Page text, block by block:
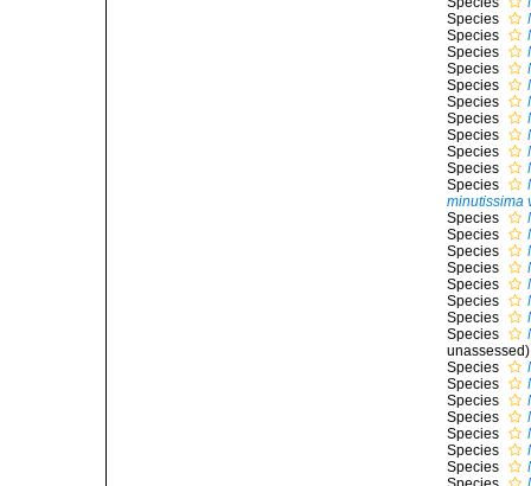
Species
Species
Species
Species
Species
Species
Species
Species
Species
Species
Species
minutissima
Species
Species
Species
Species
Species
Species
Species
Species
unassessed)
Species
Species
Species
Species
Species
Species
Species